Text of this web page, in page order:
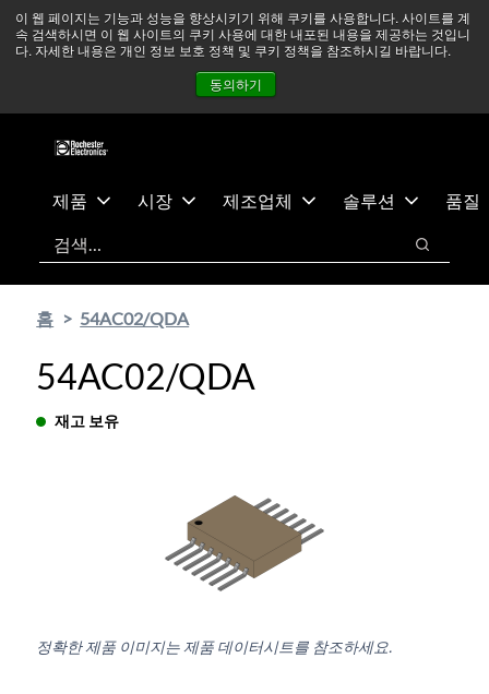
이 웹 페이지는 기능과 성능을 향상시키기 위해 쿠키를 사용합니다. 사이트를 계
속 검색하시면 이 웹 사이트의 쿠키 사용에 대한 내포된 내용을 제공하는 것입니
다. 자세한 내용은 개인 정보 보호 정책 및 쿠키 정책을 참조하시길 바랍니다.
동의하기
츠
건
중동 지역 상황을 지속적으로 주시하고 있으며, 모든 서비스는
정상적으로 운영되고 있습니다. 더 읽어보기 →
뉴스
문의하기
제품 시장 제조업체 솔루션
품질
검색
검색
홈 54AC02/QDA
54AC02/QDA
재고 보유
정확한 제품 이미지는 제품 데이터시트를 참조하세요.